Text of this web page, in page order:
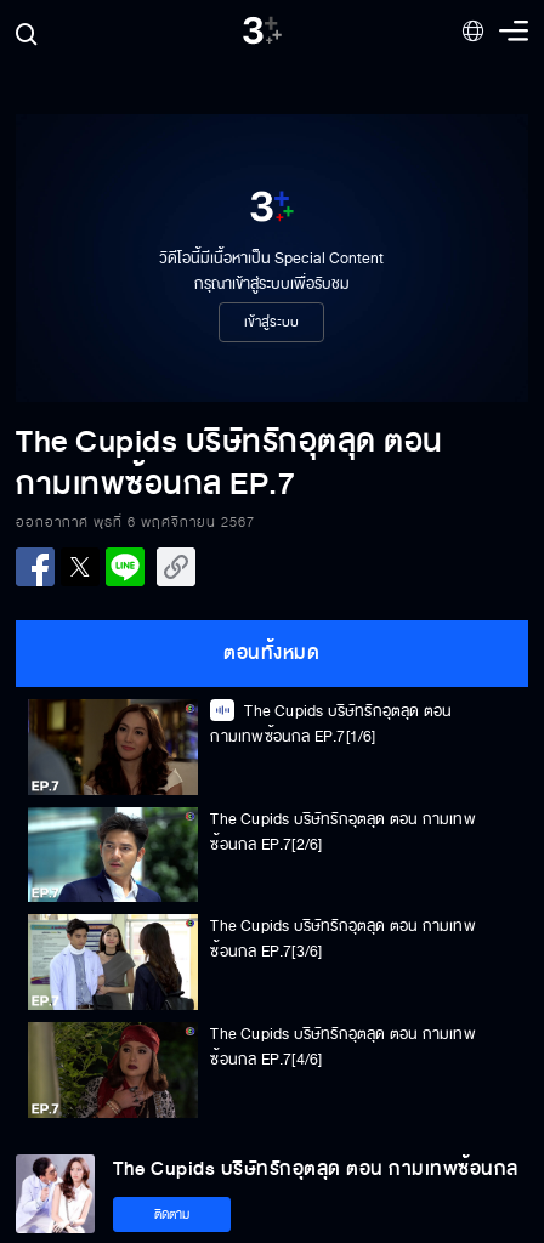
วิดีโอนี้มีเนื้อหาเป็น Special Content
กรุณาเข้าสู่ระบบเพื่อรับชม
เข้าสู่ระบบ
The Cupids บริษัทรักอุตลุด ตอน
กามเทพซ้อนกล EP.7
ออกอากาศ พุธที่ 6 พฤศจิกายน 2567
ตอนทั้งหมด
The Cupids บริษัทรักอุตลุด ตอน
กามเทพซ้อนกล EP.7[1/6]
The Cupids บริษัทรักอุตลุด ตอน กามเทพ
ซ้อนกล EP.7[2/6]
The Cupids บริษัทรักอุตลุด ตอน กามเทพ
ซ้อนกล EP.7[3/6]
The Cupids บริษัทรักอุตลุด ตอน กามเทพ
ซ้อนกล EP.7[4/6]
ซ้อนกล EP.7[5/6]
The Cupids บริษัทรักอุตลุด ตอน กามเทพซ้อนกล
ติดตาม